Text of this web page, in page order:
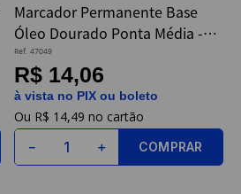
Marcador Permanente Base
Óleo Dourado Ponta Média -
Sharpie
Ref. 47049
R$ 14,06
à vista no PIX ou boleto
R$ 14,49
＋
－ COMPRAR